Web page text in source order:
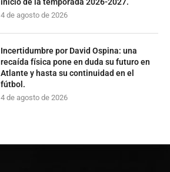
4 de agosto de 2026
Incertidumbre por David Ospina: una
recaída física pone en duda su futuro en
Atlante y hasta su continuidad en el
fútbol.
4 de agosto de 2026